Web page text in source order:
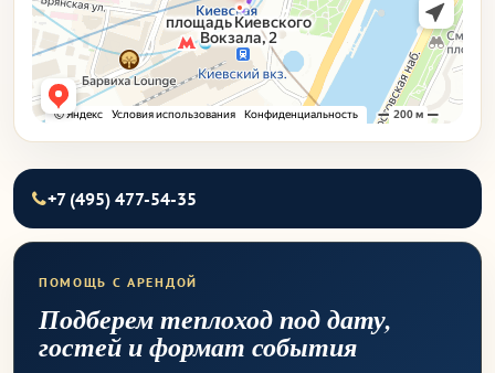
+7 (495) 477-54-35
ПОМОЩЬ С АРЕНДОЙ
Подберем теплоход под дату,
гостей и формат события